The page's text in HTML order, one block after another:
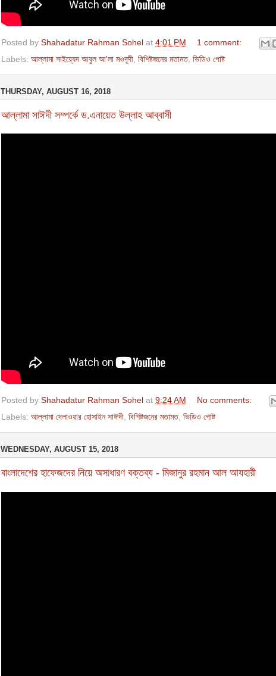
Posted by Shahadatur Rahman Sohel at 4:01 PM
1 comment:
Labels: আল্লামা সাইয়্যেদ আবুল আ'লা মওদূদী বিশিষ্টজনের মতামত, ভিডিও পোষ্ট
THURSDAY, AUGUST 16, 2018
আল্লামা সাঈদী সম্পর্কে ড.এনায়েত উল্লাহ আব্বাসী
Posted by Shahadatur Rahman Sohel at 9:24 AM
No comments:
Labels: আল্লামা দেলাওয়ার হোসাইন সাঈদী বিশিষ্টজনের মতামত, ভিডিও পোষ্ট
WEDNESDAY, AUGUST 15, 2018
বাংলাদেশের হাফেজদের নিয়ে অসাধারণ বক্তব্য - মিজানুর রহমান আল আযহারী